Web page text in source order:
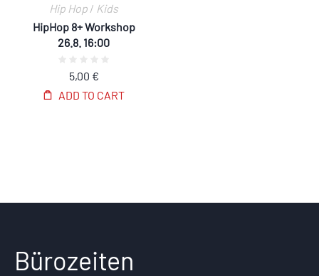
Hip Hop / Kids
HipHop 8+ Workshop
26.8. 16:00
ADD TO CART
5,00 €
Bürozeiten